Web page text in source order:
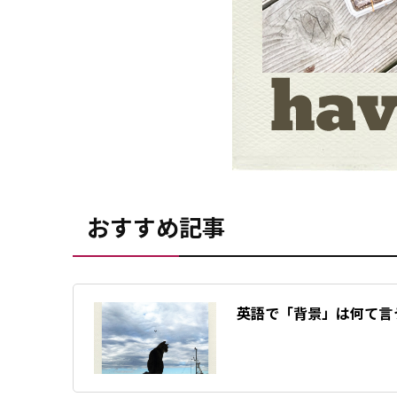
おすすめ記事
英語で「背景」は何て言